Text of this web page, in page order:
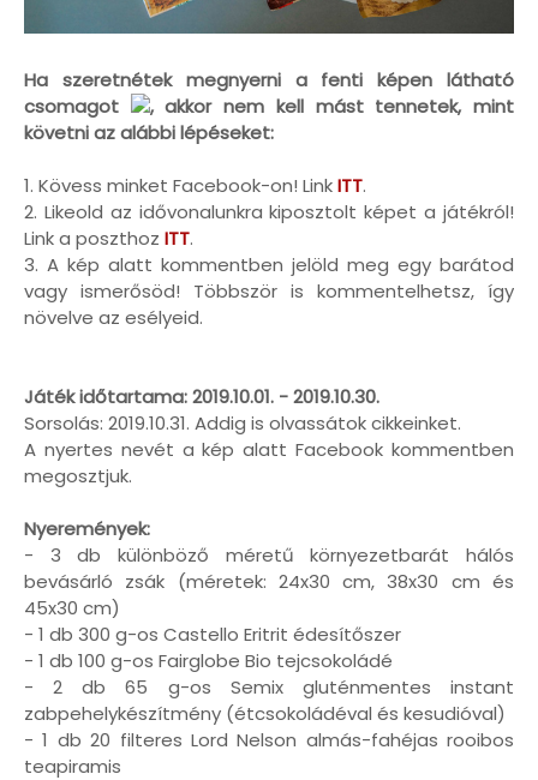
Ha szeretnétek megnyerni a fenti képen látható
csomagot
, akkor nem kell mást tennetek, mint
követni az alábbi lépéseket:
1. Kövess minket Facebook-on! LinkITT.
2. Likeold az idővonalunkra kiposztolt képet a játékról!
Link a poszthoz ITT.
3. A kép alatt kommentben jelöld meg egy barátod
vagy ismerősöd! Többször is kommentelhetsz, így
növelve az esélyeid.
Játék időtartama: 2019.10.01. - 2019.10.30.
Sorsolás: 2019.10.31. Addig is olvassátok cikkeinket.
A nyertes nevét a kép alatt Facebook kommentben
megosztjuk.
Nyeremények:
- 3 db különböző méretű környezetbarát hálós
bevásárló zsák (méretek: 24x30 cm, 38x30 cm és
45x30 cm)
- 1 db 300 g-os Castello Eritrit édesítőszer
- 1 db 100 g-os Fairglobe Bio tejcsokoládé
- 2 db 65 g-os Semix gluténmentes instant
zabpehelykészítmény (étcsokoládéval és kesudióval)
- 1 db 20 filteres Lord Nelson almás-fahéjas rooibos
teapiramis